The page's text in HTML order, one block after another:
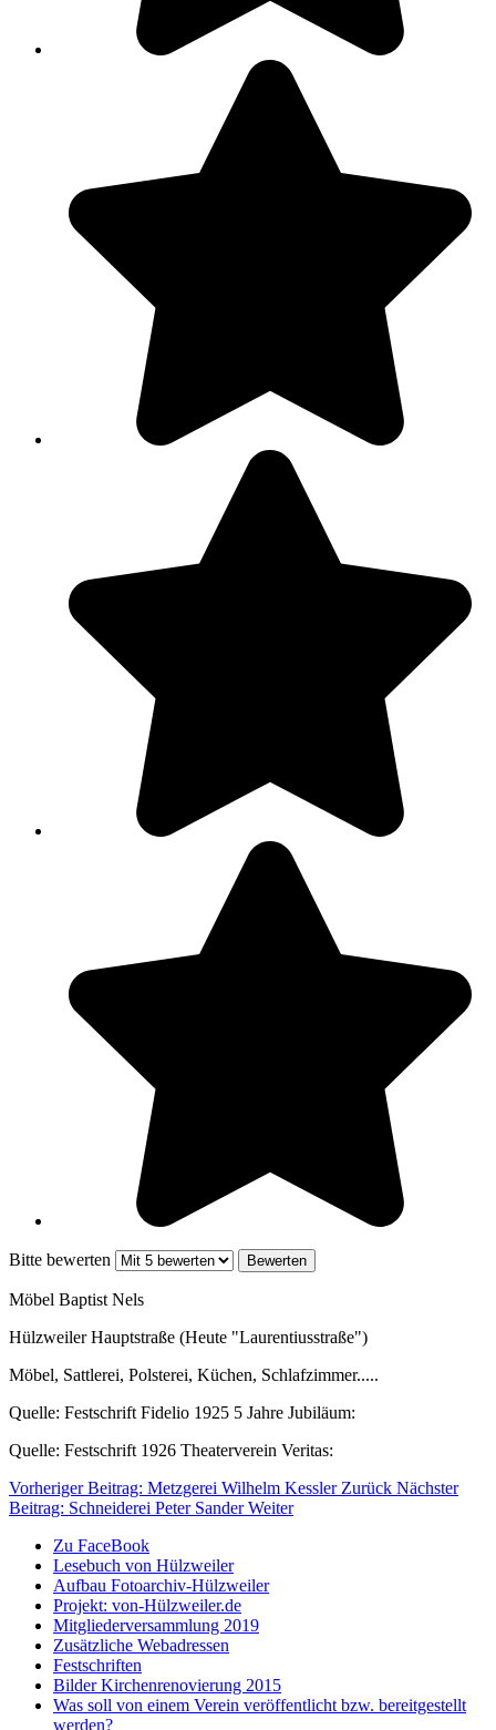
Bitte bewerten
Möbel Baptist Nels
Hülzweiler Hauptstraße (Heute "Laurentiusstraße")
Möbel, Sattlerei, Polsterei, Küchen, Schlafzimmer.....
Quelle: Festschrift Fidelio 1925 5 Jahre Jubiläum:
Quelle: Festschrift 1926 Theaterverein Veritas:
Vorheriger Beitrag: Metzgerei Wilhelm Kessler Zurück Nächster
Beitrag: Schneiderei Peter SanderWeiter
Zu FaceBook
Lesebuch von Hülzweiler
Aufbau Fotoarchiv-Hülzweiler
Projekt: von-Hülzweiler.de
Mitgliederversammlung 2019
Zusätzliche Webadressen
Festschriften
Bilder Kirchenrenovierung 2015
Was soll von einem Verein veröffentlicht bzw. bereitgestellt
werden?